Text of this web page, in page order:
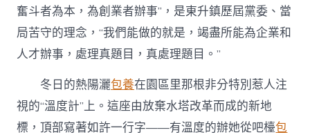
奮斗者為本，為創業者辦事”，是東升鎮歷屆黨委、當
局苦守的理念，“我們能做的就是，竭盡所能為企業和
人才辦事，處理真題目，真處理題目。”
冬日的熱陽灑包養在園區里那根非分特別惹人注
視的“溫度計”上。這座由放棄水塔改革而成的新地
標，頂部寫著如許一行字——有溫度的辦她從吧檯包